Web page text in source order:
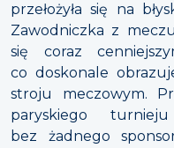
przełożyła się na
Zawodniczka z
się coraz
co doskonale
stroju meczowym.
paryskiego turnieju
bez żadnego